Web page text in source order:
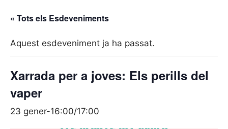
« Tots els Esdeveniments
Aquest esdeveniment ja ha passat.
Xarrada per a joves: Els perills del
vaper
23 gener-16:00/17:00